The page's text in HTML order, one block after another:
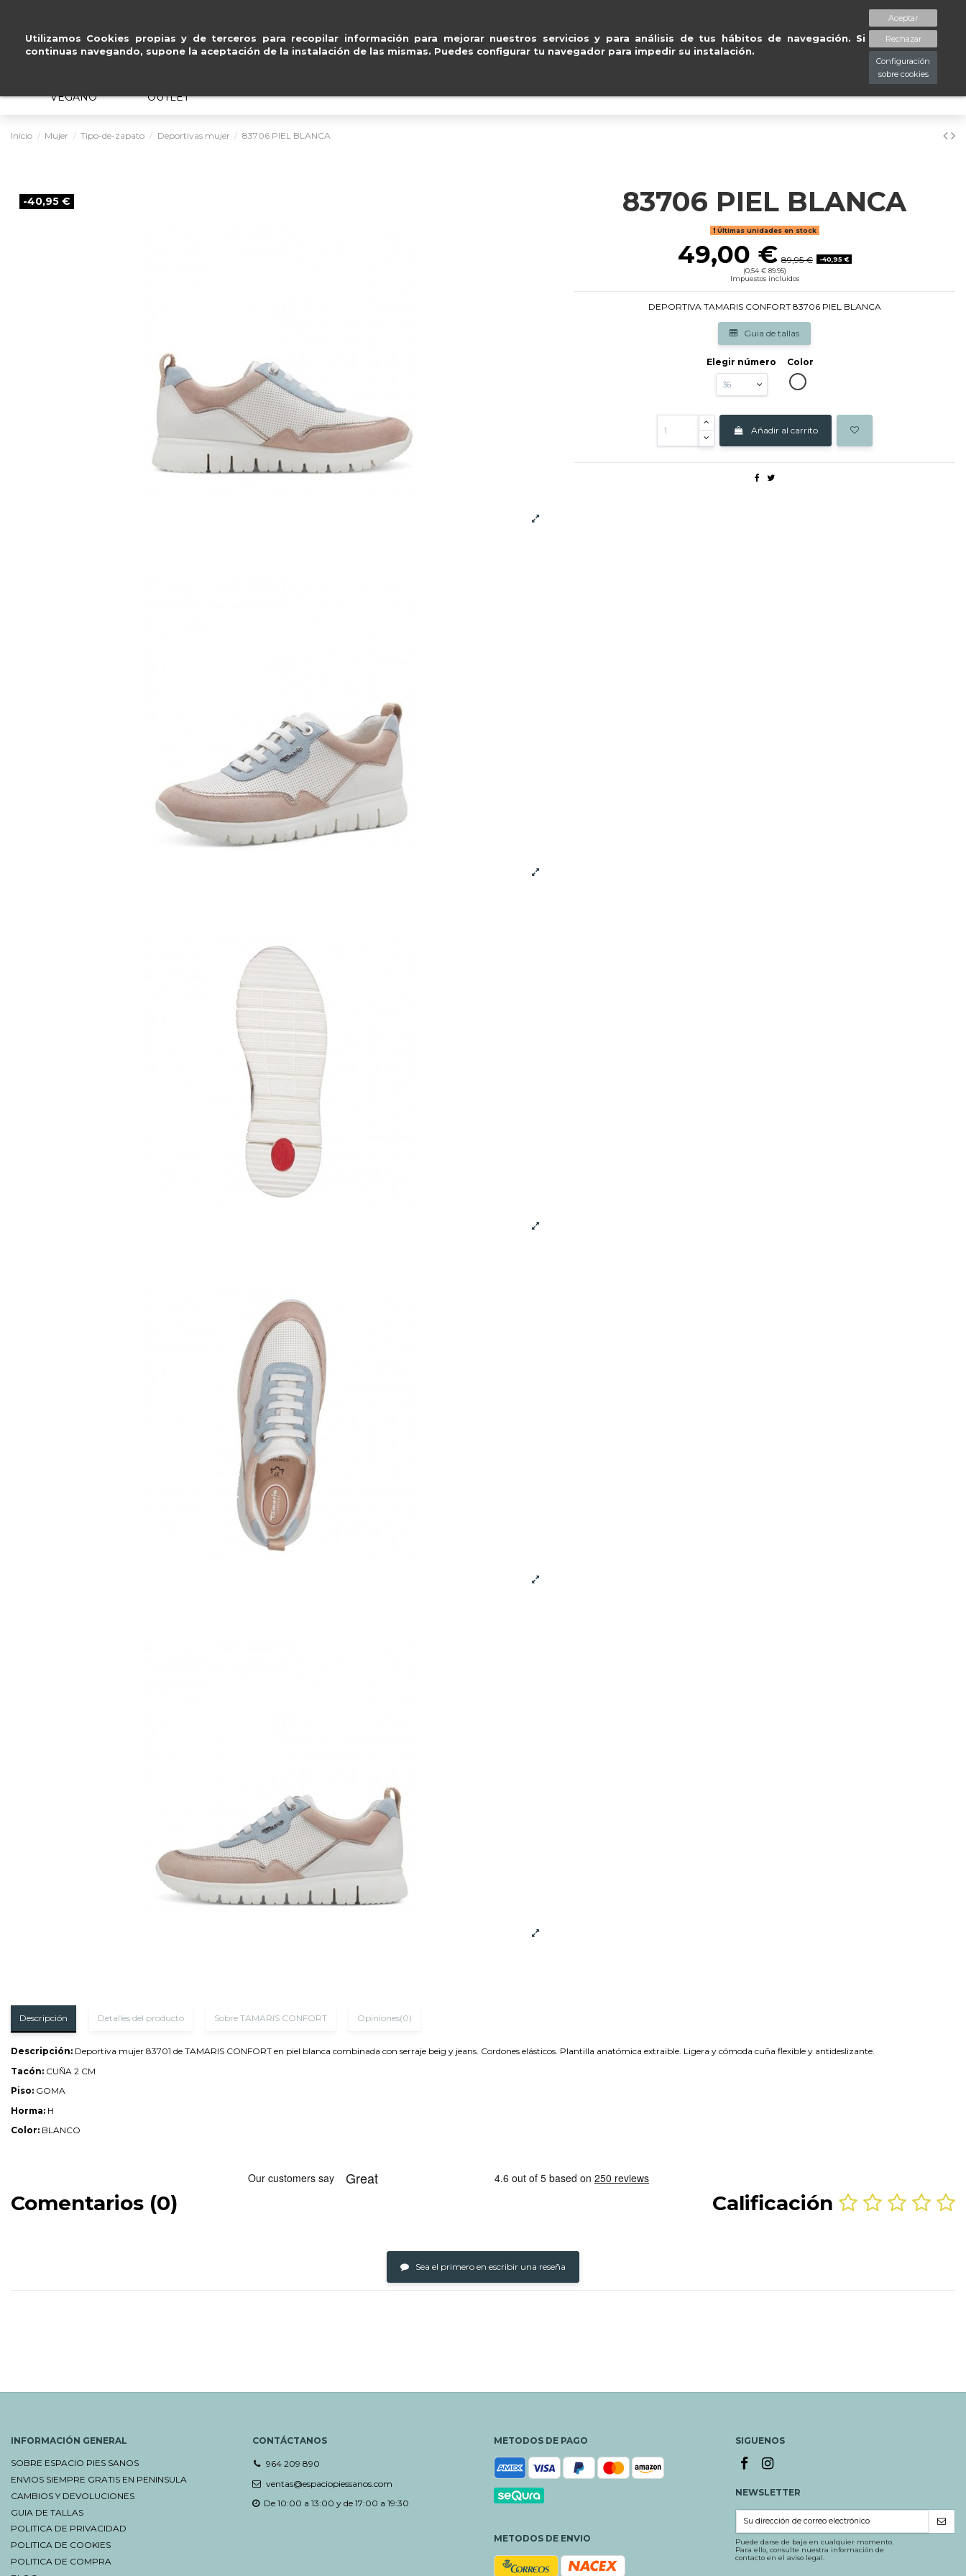
Utilizamos Cookies propias y de terceros para recopilar información para mejorar nuestros servicios y para análisis de tus hábitos de navegación. Si
continuas navegando, supone la aceptación de la instalación de las mismas. Puedes configurar tu navegador para impedir su instalación.
Aceptar
Rechazar
Configuración
sobre cookies
Entregas gratuitas
Lista de deseos (
VEGANO OUTLET
Inicio Mujer Tipo-de-zapato Deportivas mujer 83706 PIEL BLANCA
-40,95 € 83706 PIEL BLANCA
Últimas unidades en stock
49,00 € 89,95 €
-40,95 €
(0,54 € 89.95)
Impuestos incluidos
DEPORTIVA TAMARIS CONFORT 83706 PIEL BLANCA
Guia de tallas
Elegir número
Color
BLANCO
Añadir al carrito
Descripción Detalles del producto Sobre TAMARIS CONFORT Opiniones(0)
Descripción: Deportiva mujer 83701 de TAMARIS CONFORT en piel blanca combinada con serraje beig y jeans. Cordones elásticos. Plantilla anatómica extraible. Ligera y cómoda cuña flexible y antideslizante.
Tacón: CUÑA 2 CM
Piso: GOMA
Horma: H
Color: BLANCO
Calificación
Comentarios (0)
Sea el primero en escribir una reseña
INFORMACIÓN GENERAL
SOBRE ESPACIO PIES SANOS
ENVIOS SIEMPRE GRATIS EN PENINSULA
CAMBIOS Y DEVOLUCIONES
GUIA DE TALLAS
POLITICA DE PRIVACIDAD
POLITICA DE COOKIES
POLITICA DE COMPRA
CONTÁCTANOS
964 209 890
ventas@espaciopiessanos.com
De 10:00 a 13:00 y de 17:00 a 19:30
METODOS DE PAGO
METODOS DE ENVIO
SIGUENOS
NEWSLETTER
Puede darse de baja en cualquier momento.
Para ello, consulte nuestra información de
contacto en el aviso legal.